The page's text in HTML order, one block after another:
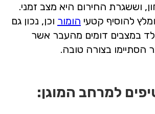
וששגרת החירום היא מצב זמני.
להוסיף קטעי הומור וכן, נכון גם
במצבים דומים מהעבר אשר
הסתיימו בצורה טובה.
למרחב המוגן: